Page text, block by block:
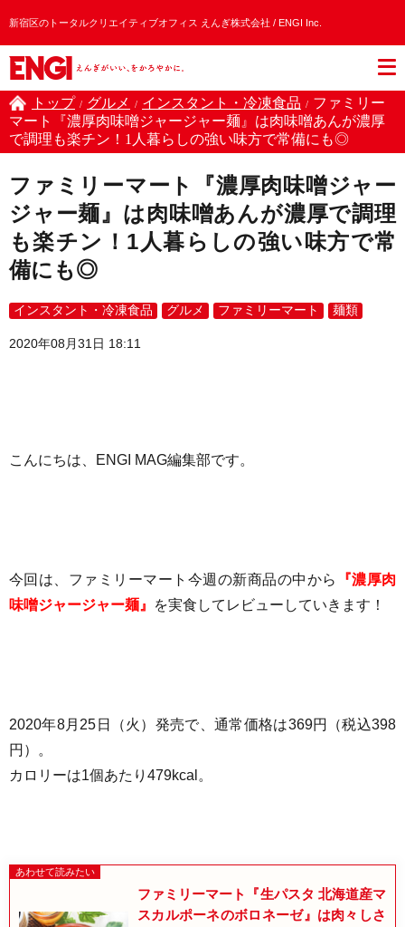
新宿区のトータルクリエイティブオフィス えんぎ株式会社 / ENGI Inc.
トップ / グルメ / インスタント・冷凍食品 / ファミリー
マート『濃厚肉味噌ジャージャー麺』は肉味噌あんが濃厚
で調理も楽チン！1人暮らしの強い味方で常備にも◎
ファミリーマート『濃厚肉味噌ジャー
ジャー麺』は肉味噌あんが濃厚で調理
も楽チン！1人暮らしの強い味方で常
備にも◎
インスタント・冷凍食品 グルメ ファミリーマート 麺類
2020年08月31日 18:11
こんにちは、ENGI MAG編集部です。
今回は、ファミリーマート今週の新商品の中から
『濃厚肉
味噌ジャージャー麺』
を実食してレビューしていきます！
2020年8月25日（火）発売で、通常価格は369円 （税込398
円 ）
。
カロリーは1個あたり479kcal。
ファミリーマート『生パスタ 北海道産マ
スカルポーネのボロネーゼ』は肉々しさ